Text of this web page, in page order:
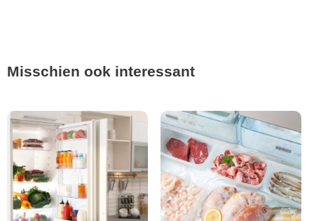
Misschien ook interessant